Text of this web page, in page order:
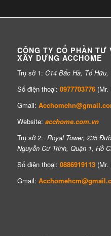
CÔNG TY CỔ PHẦN
XÂY DỰNG ACCHOME
Trụ sở 1: C14 Bắc Hà, Tố Hữu,
Số điện thoại: 0977703776(Mr.
Gmail:
Website: acchome.com.vn
Trụ sở 2: Royal Tower, 235
Nguyễn Cư Trinh, Quận 1, Hồ
Số điện thoại: 0886919113(Mr.
Gmail: